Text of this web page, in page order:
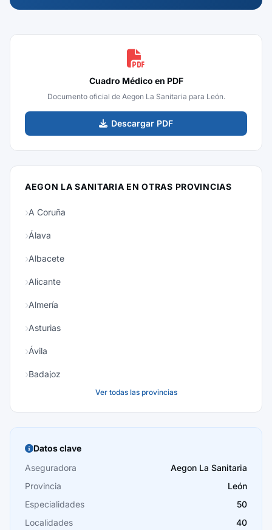
Cuadro Médico en PDF
Documento oficial de Aegon La Sanitaria para León.
Descargar PDF
AEGON LA SANITARIA EN OTRAS PROVINCIAS
A Coruña
Álava
Albacete
Alicante
Almería
Asturias
Ávila
Badajoz
Burgos
Cáceres
Cádiz
Cantabria
Ver todas las provincias
Datos clave
Aseguradora
Aegon La Sanitaria
Provincia
León
Especialidades
50
Localidades
40